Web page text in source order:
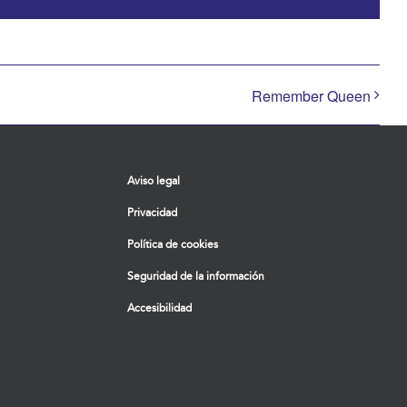
Remember Queen
Aviso legal
Privacidad
Política de cookies
Seguridad de la información
Accesibilidad